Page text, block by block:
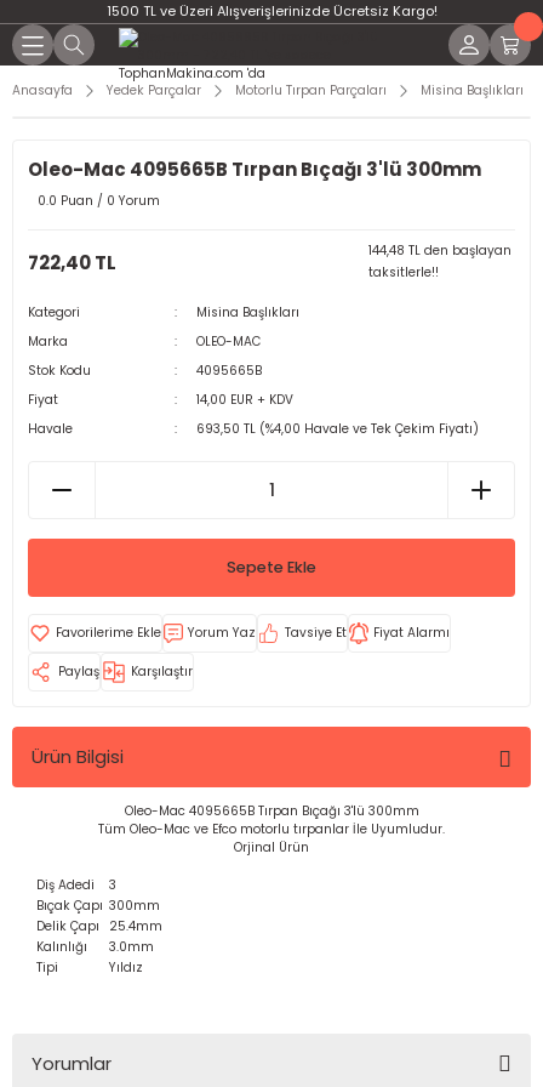
1500 TL ve Üzeri Alışverişlerinizde Ücretsiz Kargo!
Anasayfa Yedek Parçalar Motorlu Tırpan Parçaları Misina Başlıkları
Oleo-Mac 4095665B Tırpan Bıçağı 3'lü 300mm
0.0 Puan / 0 Yorum
722,40 TL
144,48 TL den başlayan
taksitlerle!!
Kategori
Misina Başlıkları
Marka
OLEO-MAC
Stok Kodu
4095665B
Fiyat
14,00 EUR + KDV
Havale
693,50 TL (%4,00 Havale ve Tek Çekim Fiyatı)
Sepete Ekle
Yorum Yaz Tavsiye Et Fiyat Alarmı
Paylaş Karşılaştır
Ürün Bilgisi
Oleo-Mac 4095665B Tırpan Bıçağı 3'lü 300mm
Tüm Oleo-Mac ve Efco motorlu tırpanlar İle Uyumludur.
Orjinal Ürün
Diş Adedi
3
Bıçak Çapı 300mm
Delik Çapı
25.4mm
Kalınlığı
3.0mm
Tipi
Yıldız
Yorumlar